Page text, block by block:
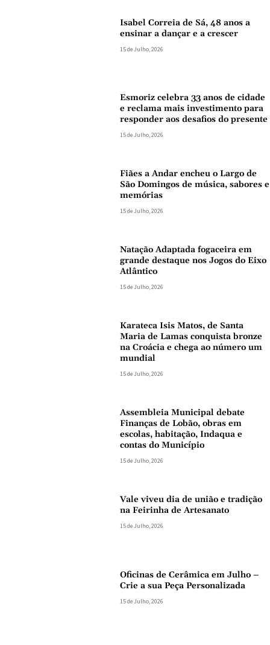
Isabel Correia de Sá, 48 anos a
ensinar a dançar e a crescer
15 de Julho, 2026
Esmoriz celebra 33 anos de cidade
e reclama mais investimento para
responder aos desafios do presente
15 de Julho, 2026
Fiães a Andar encheu o Largo de
São Domingos de música, sabores e
memórias
15 de Julho, 2026
Natação Adaptada fogaceira em
grande destaque nos Jogos do Eixo
Atlântico
15 de Julho, 2026
Karateca Isis Matos, de Santa
Maria de Lamas conquista bronze
na Croácia e chega ao número um
mundial
15 de Julho, 2026
Assembleia Municipal debate
Finanças de Lobão, obras em
escolas, habitação, Indaqua e
contas do Município
15 de Julho, 2026
Vale viveu dia de união e tradição
na Feirinha de Artesanato
15 de Julho, 2026
Oficinas de Cerâmica em Julho –
Crie a sua Peça Personalizada
15 de Julho, 2026